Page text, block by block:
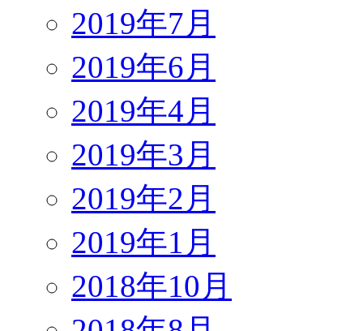
2019年7月
2019年6月
2019年4月
2019年3月
2019年2月
2019年1月
2018年10月